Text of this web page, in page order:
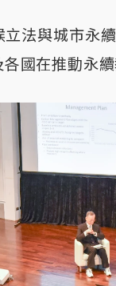
法與城市永
國在推動永